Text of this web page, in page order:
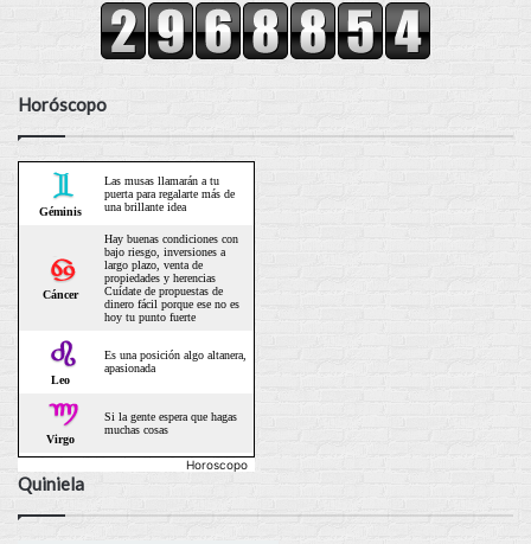
Horóscopo
Horoscopo
Quiniela